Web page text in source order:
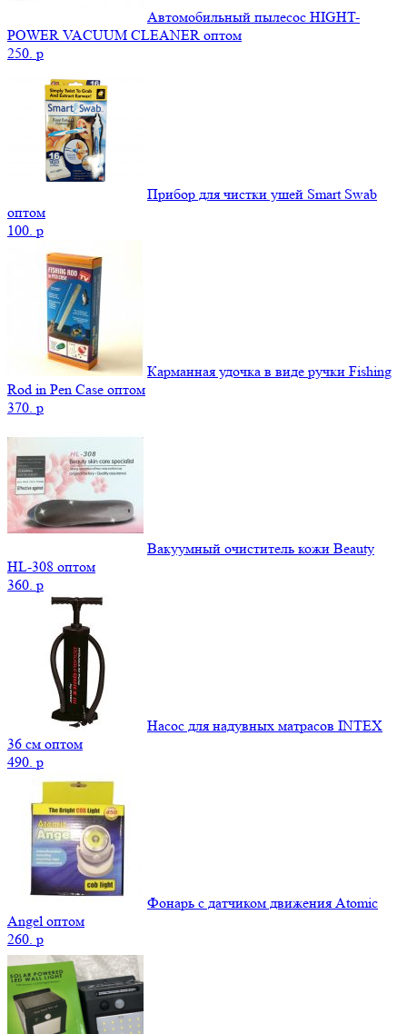
Автомобильный пылесос HIGHT-
POWER VACUUM CLEANER оптом
250. p
Прибор для чистки ушей Smart Swab
оптом
100. p
Карманная удочка в виде ручки Fishing
Rod in Pen Case оптом
370. p
Вакуумный очиститель кожи Beauty
НL-308 оптом
360. p
Насос для надувных матрасов INTEX
36 см оптом
490. p
Фонарь с датчиком движения Atomic
Angel оптом
260. p